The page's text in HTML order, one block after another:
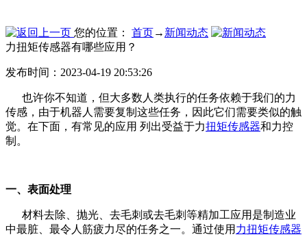
您的位置： 首页→ 新闻动态
力扭矩传感器有哪些应用？
发布时间：2023-04-19 20:53:26
也许你不知道，但大多数人类执行的任务依赖于我们的力
传感，由于机器人需要复制这些任务，因此它们需要类似的触
觉。在下面，有常见的应用 列出受益于力扭矩传感器和力控
制。
一、表面处理
材料去除、抛光、去毛刺或去毛刺等精加工应用是制造业
中最脏、最令人筋疲力尽的任务之一。通过使用 力扭矩传感器